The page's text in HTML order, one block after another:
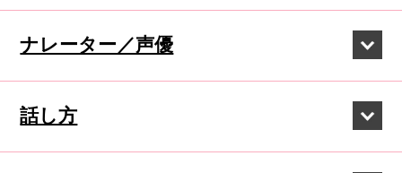
ナレーター／声優
話し方